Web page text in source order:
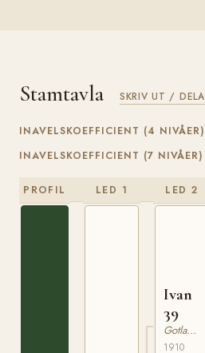
Stamtavla SKRIV UT / DELA
INAVELSKOEFFICIENT (4 NIVÅER)
INAVELSKOEFFICIENT (7 NIVÅER)
PROFIL LED 1 LED 2
Ivan
39
Gotlandsruss
1910